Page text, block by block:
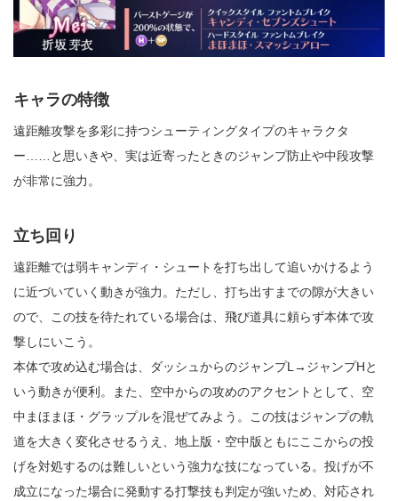
キャラの特徴
遠距離攻撃を多彩に持つシューティングタイプのキャラクタ
ー……と思いきや、実は近寄ったときのジャンプ防止や中段攻撃
が非常に強力。
立ち回り
遠距離では弱キャンディ・シュートを打ち出して追いかけるよう
に近づいていく動きが強力。ただし、打ち出すまでの隙が大きい
ので、この技を待たれている場合は、飛び道具に頼らず本体で攻
撃しにいこう。
本体で攻め込む場合は、ダッシュからのジャンプL→ジャンプHと
いう動きが便利。また、空中からの攻めのアクセントとして、空
中まほまほ・グラップルを混ぜてみよう。この技はジャンプの軌
道を大きく変化させるうえ、地上版・空中版ともにここからの投
げを対処するのは難しいという強力な技になっている。投げが不
成立になった場合に発動する打撃技も判定が強いため、対応され